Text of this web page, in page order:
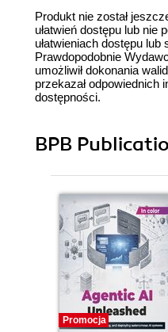
Produkt nie został
ułatwień dostępu lub nie
ułatwieniach dostępu
Prawdopodobnie
umożliwił dokonania
przekazał odpowiednich
dostępności.
BPB
Promocja